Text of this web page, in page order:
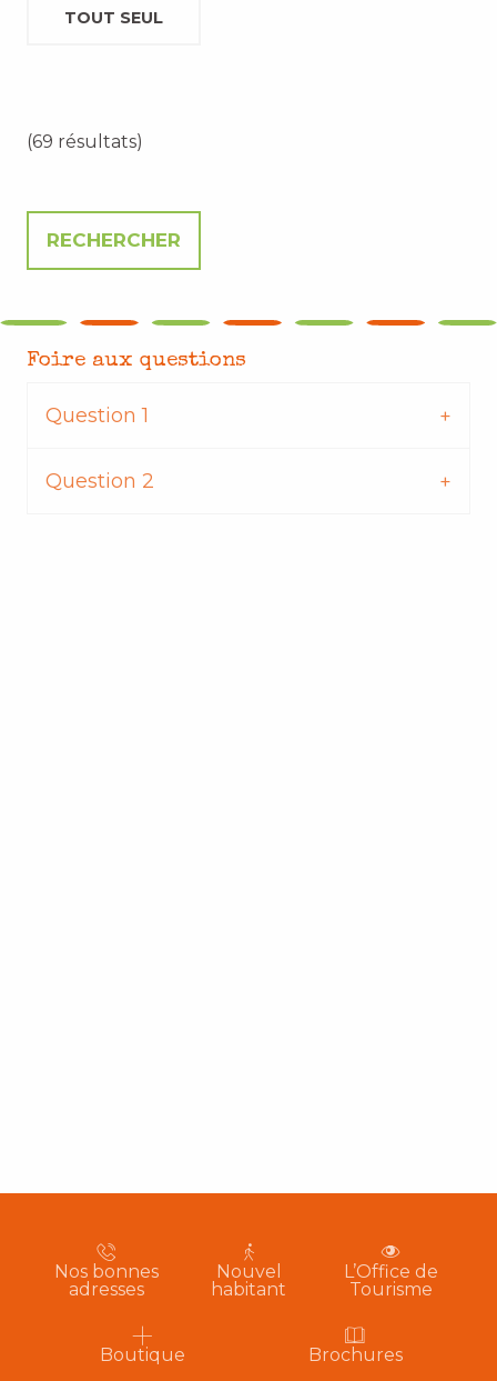
TOUT SEUL
(69 résultats)
Foire aux questions
Question 1
Question 2
Nos bonnes
adresses
Nouvel
habitant
L’Office de
Tourisme
Boutique Brochures